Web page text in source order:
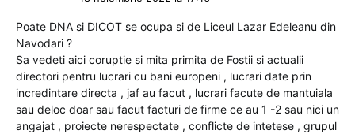
Poate DNA si DICOT se ocupa si de Liceul Lazar Edeleanu din
Navodari ?
Sa vedeti aici coruptie si mita primita de Fostii si actualii
directori pentru lucrari cu bani europeni , lucrari date prin
incredintare directa , jaf au facut , lucrari facute de mantuiala
sau deloc doar sau facut facturi de firme ce au 1 -2 sau nici un
angajat , proiecte nerespectate , conflicte de intetese , grupul